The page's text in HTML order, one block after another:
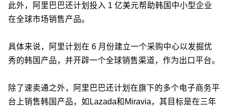
此外，阿里巴巴还计划投入 1 亿美元帮助韩国中小型企业
在全球市场销售产品。
具体来说，阿里计划在 6 月份建立一个采购中心以发掘优
秀的韩国产品，并开辟一个全球销售渠道，作为出口平台。
除了速卖通之外，阿里巴巴还计划在旗下的多个电子商务平
台上销售韩国产品，如Lazada和Miravia，其目标是在三年